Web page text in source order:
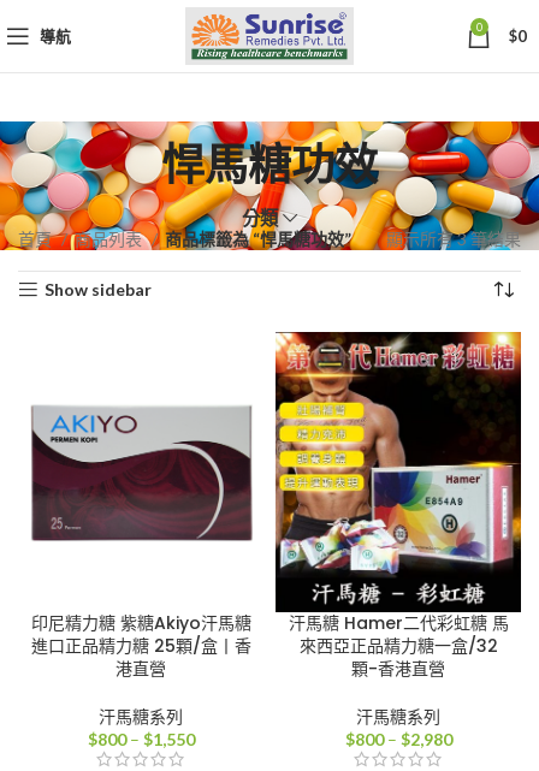
導航 0 $0
悍馬糖功效
分類
首頁 商品列表 商品標籤為 “悍馬糖功效” 顯示所有 3 筆結果依
序
Show sidebar
印尼精力糖 紫糖Akiyo汗馬糖
進口正品精力糖 25顆/盒丨香
港直營
汗馬糖系列
$800 – $1,550價
汗馬糖 Hamer二代彩虹糖 馬
來西亞正品精力糖一盒/32
顆-香港直營
汗馬糖系列
$800 – $2,980價